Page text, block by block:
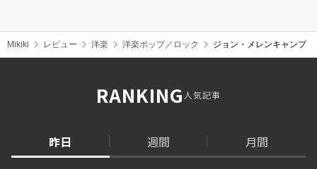
Mikiki レビュー 洋楽 洋楽ポップ／ロック ジョン・メレンキャンプ
RANKING人気記事
昨日 週間 月間